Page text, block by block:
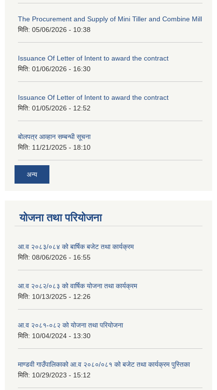
The Procurement and Supply of Mini Tiller and Combine Mill
मिति: 05/06/2026 - 10:38
Issuance Of Letter of Intent to award the contract
मिति: 01/06/2026 - 16:30
Issuance Of Letter of Intent to award the contract
मिति: 01/05/2026 - 12:52
बोलपत्र आव्हान सम्बन्धी सूचना
मिति: 11/21/2025 - 18:10
अन्य
योजना तथा परियोजना
आ.व २०८३/०८४ को बार्षिक बजेट तथा कार्यक्रम
मिति: 08/06/2026 - 16:55
आ.व २०८२/०८३ को वार्षिक योजना तथा कार्यक्रम
मिति: 10/13/2025 - 12:26
आ.व २०८१-०८२ को योजना तथा परियोजना
मिति: 10/04/2024 - 13:30
माण्डवी गाउँपालिकाको आ.व २०८०/०८१ को बजेट तथा कार्यक्रम पुस्तिका
मिति: 10/29/2023 - 15:12